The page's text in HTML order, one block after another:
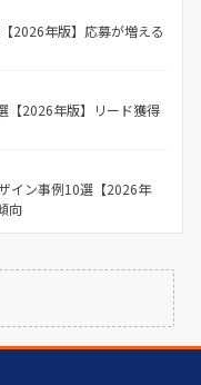
2026年版】応募が増える
【2026年版】リード獲得
イン事例10選【2026年
向